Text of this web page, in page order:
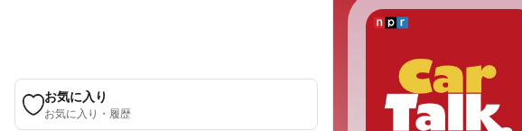
お気に入り
お気に入り・履歴